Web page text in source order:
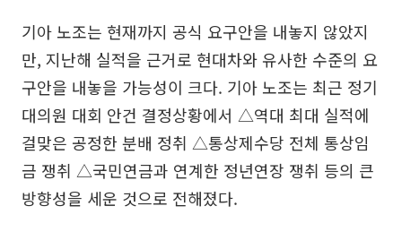
기아 노조는 현재까지 공식 요구안을 내놓지 않았지
만, 지난해 실적을 근거로 현대차와 유사한 수준의 요
구안을 내놓을 가능성이 크다. 기아 노조는 최근 정기
대의원 대회 안건 결정상황에서 △역대 최대 실적에
걸맞은 공정한 분배 정취 △통상제수당 전체 통상임
금 쟁취 △국민연금과 연계한 정년연장 쟁취 등의 큰
방향성을 세운 것으로 전해졌다.